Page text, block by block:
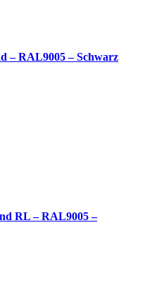
– RAL9005 – Schwarz
RL – RAL9005 –